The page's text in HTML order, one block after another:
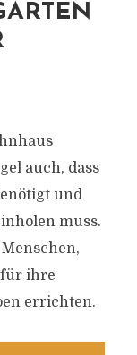
auch, dass
und
muss.
für ihre
errichten.